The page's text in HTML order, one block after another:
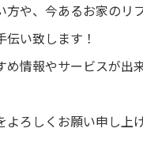
方や、今あるお家の
い致します！
情報やサービスが出
ろしくお願い申し上げ